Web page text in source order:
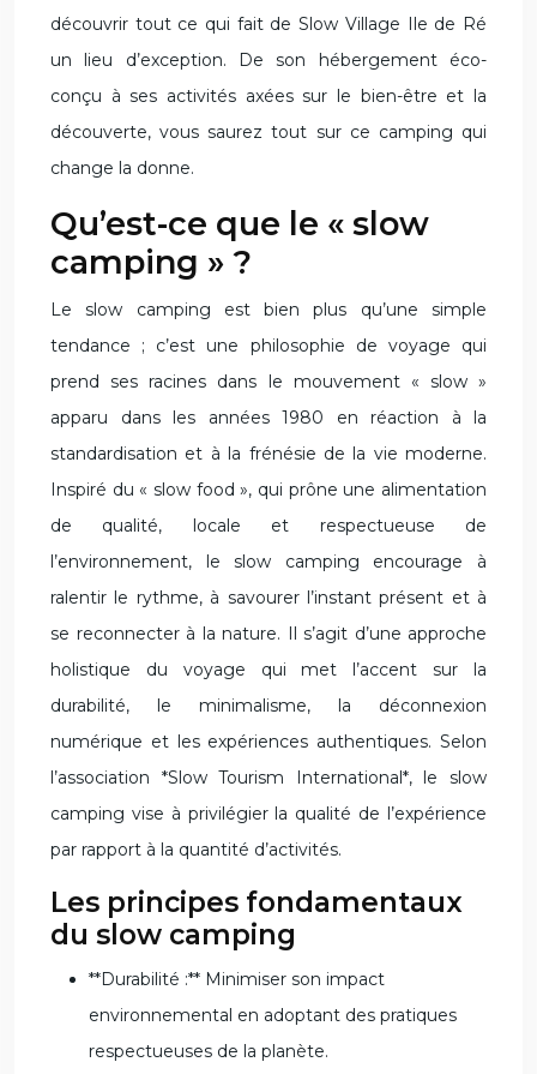
découvrir tout ce qui fait de Slow Village Ile de Ré
un lieu d’exception. De son hébergement éco-
conçu à ses activités axées sur le bien-être et la
découverte, vous saurez tout sur ce camping qui
change la donne.
Qu’est-ce que le « slow
camping » ?
Le slow camping est bien plus qu’une simple
tendance ; c’est une philosophie de voyage qui
prend ses racines dans le mouvement « slow »
apparu dans les années 1980 en réaction à la
standardisation et à la frénésie de la vie moderne.
Inspiré du « slow food », qui prône une alimentation
de qualité, locale et respectueuse de
l’environnement, le slow camping encourage à
ralentir le rythme, à savourer l’instant présent et à
se reconnecter à la nature. Il s’agit d’une approche
holistique du voyage qui met l’accent sur la
durabilité, le minimalisme, la déconnexion
numérique et les expériences authentiques. Selon
l’association *Slow Tourism International*, le slow
camping vise à privilégier la qualité de l’expérience
par rapport à la quantité d’activités.
Les principes fondamentaux
du slow camping
**Durabilité :** Minimiser son impact
environnemental en adoptant des pratiques
respectueuses de la planète.